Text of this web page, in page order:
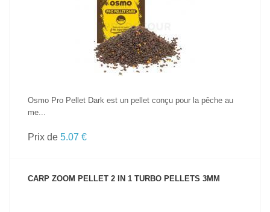
VOIR LE PRODUIT
Osmo Pro Pellet Dark est un pellet conçu pour la pêche au
me...
Prix de 5.07 €
CARP ZOOM PELLET 2 IN 1 TURBO PELLETS 3MM